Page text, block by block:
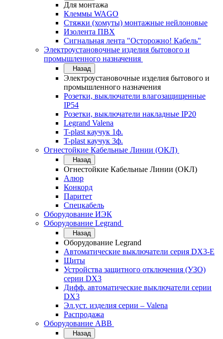
Для монтажа
Клеммы WAGO
Стяжки (хомуты) монтажные нейлоновые
Изолента ПВХ
Сигнальная лента "Осторожно! Кабель"
Электроустановочные изделия бытового и
промышленного назначения
Назад
Электроустановочные изделия бытового и
промышленного назначения
Розетки, выключатели влагозащищенные
IP54
Розетки, выключатели накладные IP20
Legrand Valena
T-plast каучук 1ф.
T-plast каучук 3ф.
Огнестойкие Кабельные Линии (ОКЛ)
Назад
Огнестойкие Кабельные Линии (ОКЛ)
Алюр
Конкорд
Паритет
Спецкабель
Оборудование ИЭК
Оборудование Legrand
Назад
Оборудование Legrand
Автоматические выключатели серия DX3-E
Щиты
Устройства защитного отключения (УЗО)
серии DX3
Дифф. автоматические выключатели серии
DX3
Эл.уст. изделия серии – Valena
Распродажа
Оборудование АВВ
Назад